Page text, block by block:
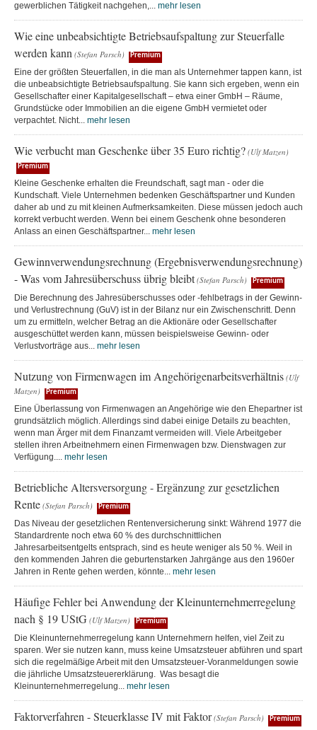
gewerblichen Tätigkeit nachgehen,... mehr lesen
Wie eine unbeabsichtigte Betriebsaufspaltung zur Steuerfalle
werden kann (Stefan Parsch) Premium
Eine der größten Steuerfallen, in die man als Unternehmer tappen kann, ist
die unbeabsichtigte Betriebsaufspaltung. Sie kann sich ergeben, wenn ein
Gesellschafter einer Kapitalgesellschaft – etwa einer GmbH – Räume,
Grundstücke oder Immobilien an die eigene GmbH vermietet oder
verpachtet. Nicht... mehr lesen
Wie verbucht man Geschenke über 35 Euro richtig? (Ulf Matzen)
Premium
Kleine Geschenke erhalten die Freundschaft, sagt man - oder die
Kundschaft. Viele Unternehmen bedenken Geschäftspartner und Kunden
daher ab und zu mit kleinen Aufmerksamkeiten. Diese müssen jedoch auch
korrekt verbucht werden. Wenn bei einem Geschenk ohne besonderen
Anlass an einen Geschäftspartner... mehr lesen
Gewinnverwendungsrechnung (Ergebnisverwendungsrechnung)
- Was vom Jahresüberschuss übrig bleibt (Stefan Parsch) Premium
Die Berechnung des Jahresüberschusses oder -fehlbetrags in der Gewinn-
und Verlustrechnung (GuV) ist in der Bilanz nur ein Zwischenschritt. Denn
um zu ermitteln, welcher Betrag an die Aktionäre oder Gesellschafter
ausgeschüttet werden kann, müssen beispielsweise Gewinn- oder
Verlustvorträge aus... mehr lesen
Nutzung von Firmenwagen im Angehörigenarbeitsverhältnis (Ulf
Matzen)
Premium
Eine Überlassung von Firmenwagen an Angehörige wie den Ehepartner ist
grundsätzlich möglich. Allerdings sind dabei einige Details zu beachten,
wenn man Ärger mit dem Finanzamt vermeiden will. Viele Arbeitgeber
stellen ihren Arbeitnehmern einen Firmenwagen bzw. Dienstwagen zur
Verfügung.... mehr lesen
Betriebliche Altersversorgung - Ergänzung zur gesetzlichen
Rente (Stefan Parsch) Premium
Das Niveau der gesetzlichen Rentenversicherung sinkt: Während 1977 die
Standardrente noch etwa 60 % des durchschnittlichen
Jahresarbeitsentgelts entsprach, sind es heute weniger als 50 %. Weil in
den kommenden Jahren die geburtenstarken Jahrgänge aus den 1960er
Jahren in Rente gehen werden, könnte... mehr lesen
Häufige Fehler bei Anwendung der Kleinunternehmerregelung
nach § 19 UStG (Ulf Matzen) Premium
Die Kleinunternehmerregelung kann Unternehmern helfen, viel Zeit zu
sparen. Wer sie nutzen kann, muss keine Umsatzsteuer abführen und spart
sich die regelmäßige Arbeit mit den Umsatzsteuer-Voranmeldungen sowie
die jährliche Umsatzsteuererklärung. Was besagt die
Kleinunternehmerregelung... mehr lesen
Faktorverfahren - Steuerklasse IV mit Faktor (Stefan Parsch) Premium